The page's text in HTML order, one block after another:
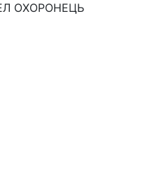
ОХОРОНЕЦЬ